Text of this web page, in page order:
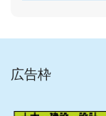
広告枠